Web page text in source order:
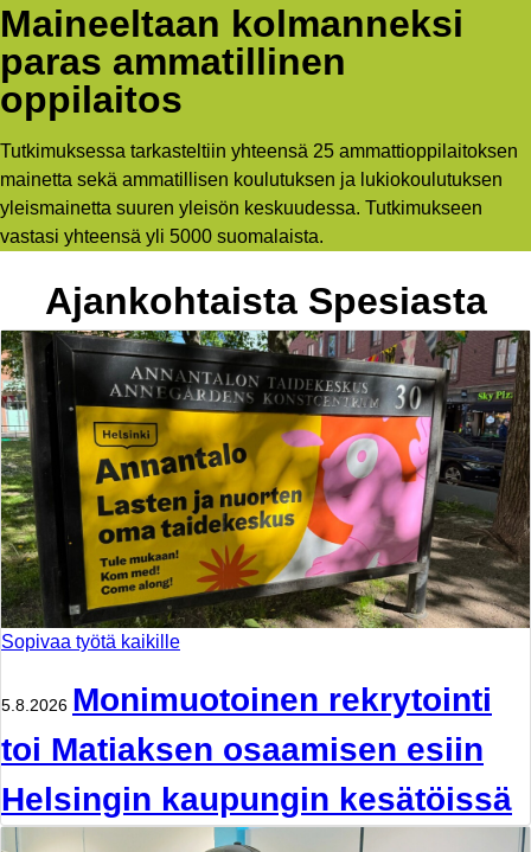
Maineeltaan kolmanneksi
paras ammatillinen
oppilaitos
Tutkimuksessa tarkasteltiin yhteensä 25 ammattioppilaitoksen
mainetta sekä ammatillisen koulutuksen ja lukiokoulutuksen
yleismainetta suuren yleisön keskuudessa. Tutkimukseen
vastasi yhteensä yli 5000 suomalaista.
Ajankohtaista Spesiasta
Sopivaa työtä kaikille
5.8.2026 Monimuotoinen rekrytointi
toi Matiaksen osaamisen esiin
Helsingin kaupungin kesätöissä